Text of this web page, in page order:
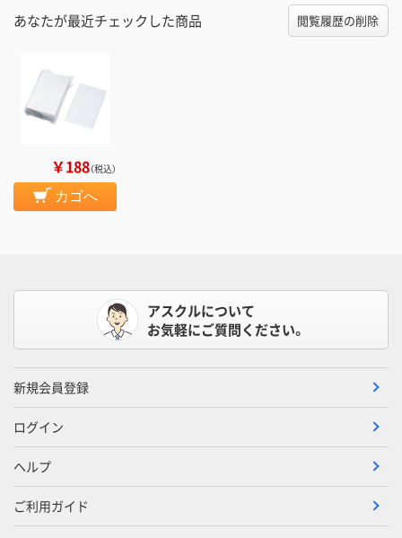
あなたが最近チェックした商品 閲覧履歴の削除
￥188（税込）
カゴへ
アスクルについて
お気軽にご質問ください。
新規会員登録
ログイン
ヘルプ
ご利用ガイド